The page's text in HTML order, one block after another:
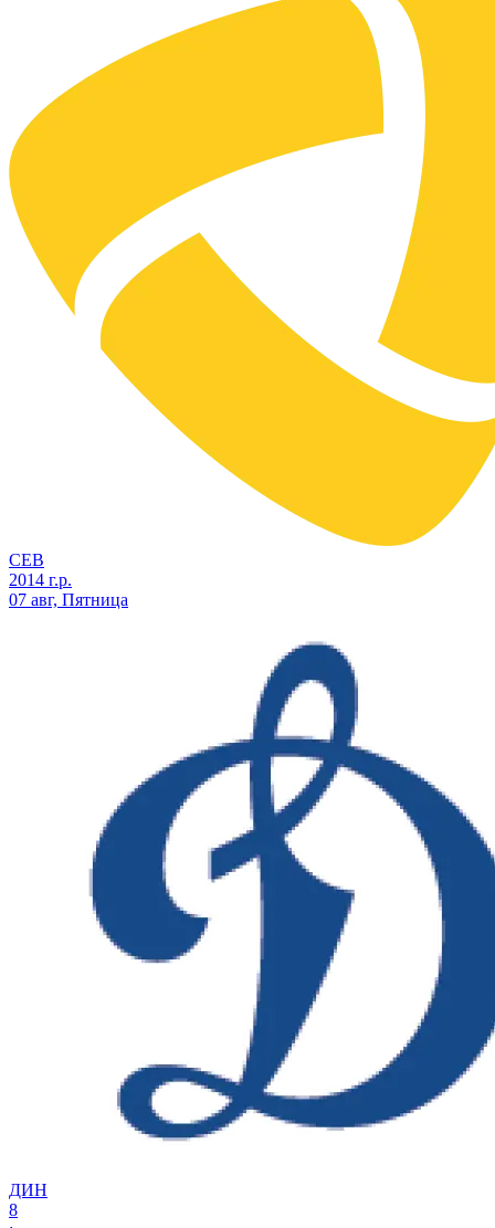
СЕВ
2014 г.р.
07 авг, Пятница
ДИН
8